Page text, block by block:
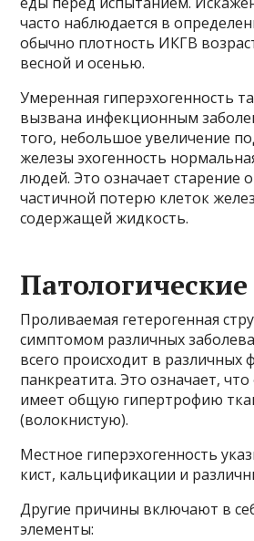
часто наблюдается в
обычно плотность ИКГВ
весной и осенью.
Умеренная гиперэхогенность
вызвана инфекционным
того, небольшое увеличение
железы эхогенность
людей. Это означает старение
частичной потерю клеток
содержащей жидкость.
Проливаемая гетерогенная
симптомом различных
всего происходит в различных
панкреатита. Это означает, что
имеет общую гипертрофию
(волокнистую).
Местное гиперэхогенность
кист, кальцификации и
Другие причины включают в
элементы: